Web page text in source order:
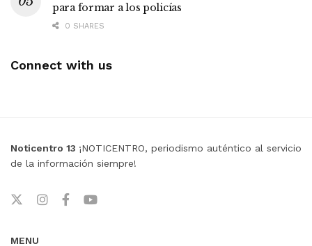
para formar a los policías
0 SHARES
Connect with us
Noticentro 13 ¡NOTICENTRO, periodismo auténtico al servicio
de la información siempre!
MENU